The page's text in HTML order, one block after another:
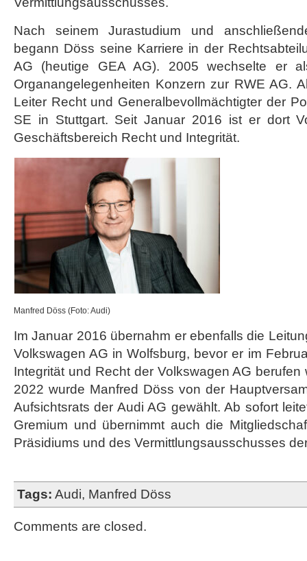
Nach seinem Jurastudium und
begann Döss seine Karriere in der
AG (heutige GEA AG). 2005 wechselte er
Organangelegenheiten Konzern zur RWE AG.
Leiter Recht und Generalbevollmächtigter der
SE in Stuttgart. Seit Januar 2016 ist er dort
Geschäftsbereich Recht und Integrität.
Manfred Döss (Foto: Audi)
Im Januar 2016 übernahm er ebenfalls die
Volkswagen AG in Wolfsburg, bevor er im
Integrität und Recht der Volkswagen AG
2022 wurde Manfred Döss von der
Aufsichtsrats der Audi AG gewählt. Ab sofort
Gremium und übernimmt auch die
Präsidiums und des Vermittlungsausschusses
Tags: Audi, Manfred Döss
Comments are closed.